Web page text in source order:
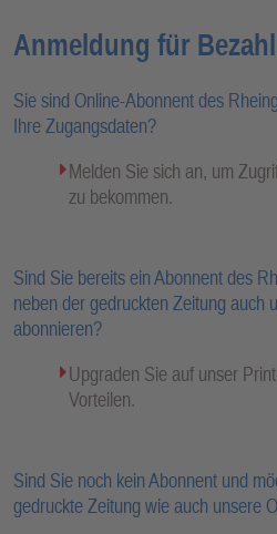
Anmeldung für
Sie sind Online-Abonnent des
Ihre Zugangsdaten?
Melden Sie sich an, um
zu bekommen.
Sind Sie bereits ein Abonnent des
neben der gedruckten Zeitung auch
abonnieren?
Upgraden Sie auf unser
Vorteilen.
Sind Sie noch kein Abonnent und
gedruckte Zeitung wie auch unsere